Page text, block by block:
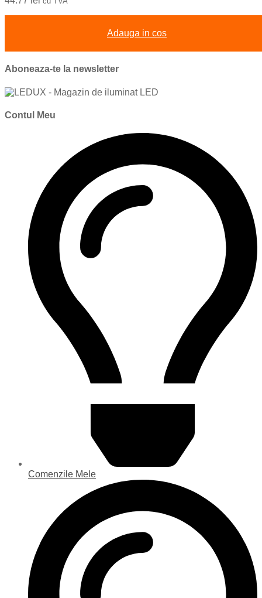
Adauga in cos
Aboneaza-te la newsletter
Contul Meu
Comenzile Mele